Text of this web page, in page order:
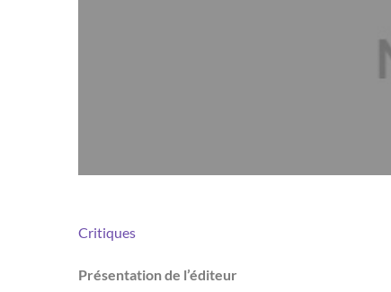
Critiques
Présentation de l’éditeur